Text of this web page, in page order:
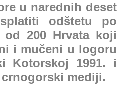
u narednih deset
odštetu po
od 200 Hrvata koji
i mučeni u logoru
Kotorskoj 1991. i
crnogorski mediji.